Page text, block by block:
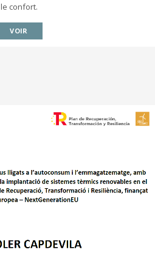
le confort.
VOIR